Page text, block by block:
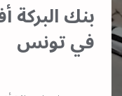
بنك
في تونس